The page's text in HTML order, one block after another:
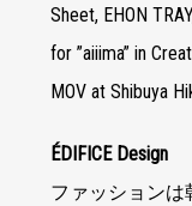
Sheet, EHON
for ”aiiima” in
MOV at Shibuya
ÉDIFICE Design
ファッションは